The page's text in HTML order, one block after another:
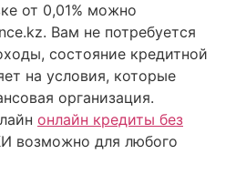
от 0,01% можно
Вам не потребуется
состояние кредитной
на условия, которые
организация.
онлайн кредиты без
возможно для любого